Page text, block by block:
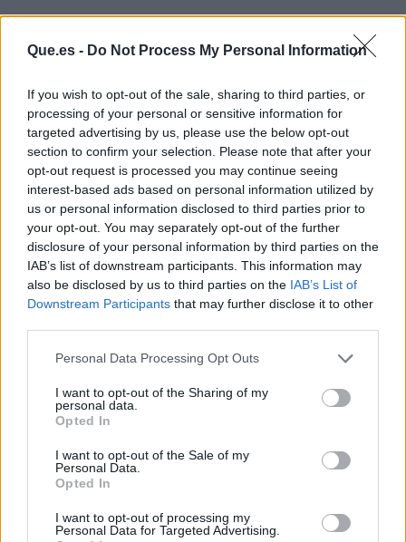
Que.es - Do Not Process My Personal Information
If you wish to opt-out of the sale, sharing to third parties, or
processing of your personal or sensitive information for
targeted advertising by us, please use the below opt-out
section to confirm your selection. Please note that after your
opt-out request is processed you may continue seeing
interest-based ads based on personal information utilized by
us or personal information disclosed to third parties prior to
your opt-out. You may separately opt-out of the further
disclosure of your personal information by third parties on the
IAB’s list of downstream participants. This information may
also be disclosed by us to third parties on the IAB’s List of
Downstream Participants that may further disclose it to other
Personal Data Processing Opt Outs
I want to opt-out of the Sharing of my
personal data.
Opted In
I want to opt-out of the Sale of my
Personal Data.
Opted In
I want to opt-out of processing my
Personal Data for Targeted Advertising.
Publicidad